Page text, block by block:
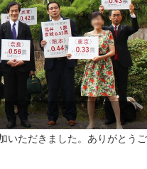
いただきました。ありがとう